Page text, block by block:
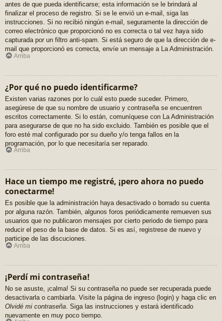
antes de que pueda identificarse; esta información se le brindará al
finalizar el proceso de registro. Si se le envió un e-mail, siga las
instrucciones. Si no recibió ningún e-mail, seguramente la dirección de
correo electrónico que proporcionó no es correcta o tal vez haya sido
capturada por un filtro anti-spam. Si está seguro de que la dirección de e-
mail que proporcionó es correcta, envíe un mensaje a La Administración.
Arriba
¿Por qué no puedo identificarme?
Existen varias razones por lo cuál esto puede suceder. Primero,
asegúrese de que su nombre de usuario y contraseña se encuentren
escritos correctamente. Si lo están, comuníquese con La Administración
para asegurarse de que no ha sido excluido. También es posible que el
foro esté mal configurado por su dueño y/o tenga fallos en la
programación, por lo que necesitaría ser reparado.
Arriba
Hace un tiempo me registré, ¡pero ahora no puedo
conectarme!
Es posible que la administración haya desactivado o borrado su cuenta
por alguna razón. También, algunos foros periódicamente remueven sus
usuarios que no publicaron mensajes por cierto periodo de tiempo para
reducir el peso de la base de datos. Si es así, registrese de nuevo y
participe de las discuciones.
Arriba
¡Perdí mi contraseña!
No se asuste, ¡calma! Si su contraseña no puede ser recuperada puede
desactivarla o cambiarla. Visite la página de ingreso (login) y haga clic en
Olvidé mi contraseña . Siga las instrucciones y estará identificado
nuevamente en muy poco tiempo.